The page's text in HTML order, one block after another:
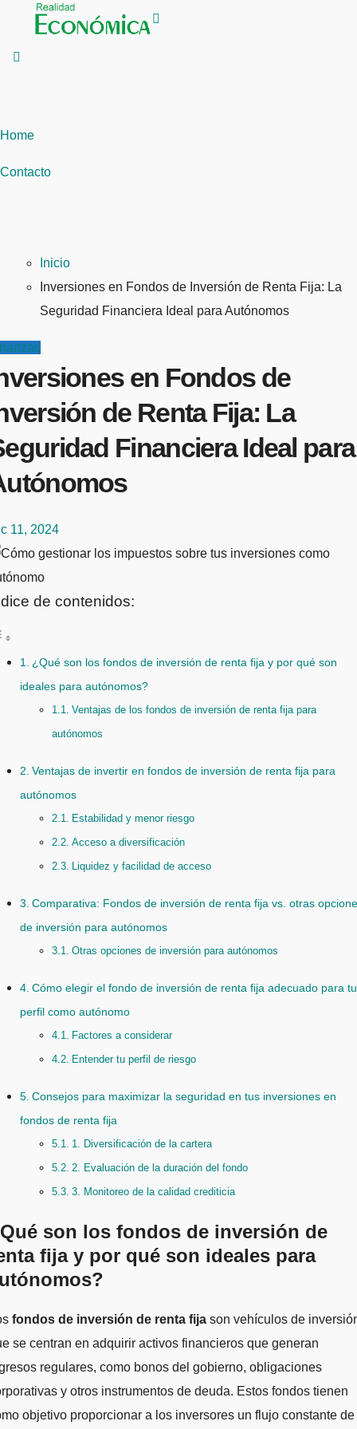
contenido
Home
Contacto
Inicio
Inversiones en Fondos de Inversión de Renta Fija: La
Seguridad Financiera Ideal para Autónomos
en Fondos de
de Renta Fija: La
Financiera Ideal para
11, 2024
de contenidos:
¿Qué son los fondos de inversión de renta fija y por qué son
ideales para autónomos?
Ventajas de los fondos de inversión de renta fija para
autónomos
Ventajas de invertir en fondos de inversión de renta fija para
autónomos
Estabilidad y menor riesgo
Acceso a diversificación
Liquidez y facilidad de acceso
Comparativa: Fondos de inversión de renta fija vs. otras
de inversión para autónomos
Otras opciones de inversión para autónomos
Cómo elegir el fondo de inversión de renta fija adecuado para tu
perfil como autónomo
Factores a considerar
Entender tu perfil de riesgo
Consejos para maximizar la seguridad en tus inversiones en
fondos de renta fija
1. Diversificación de la cartera
2. Evaluación de la duración del fondo
3. Monitoreo de la calidad crediticia
son los fondos de inversión de
fija y por qué son ideales para
fondos de inversión de renta fija son vehículos de
se centran en adquirir activos financieros que generan
regulares, como bonos del gobierno, obligaciones
y otros instrumentos de deuda. Estos fondos tienen
objetivo proporcionar a los inversores un flujo constante de